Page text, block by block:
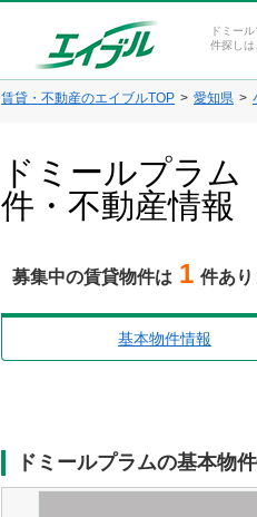
ドミー
件探し
賃貸・不動産のエイブルTOP 愛知県
ドミールプラ
件・不動産情報
募集中の賃貸物件は 1 件あり
基本物件情報
ドミールプラムの基本物